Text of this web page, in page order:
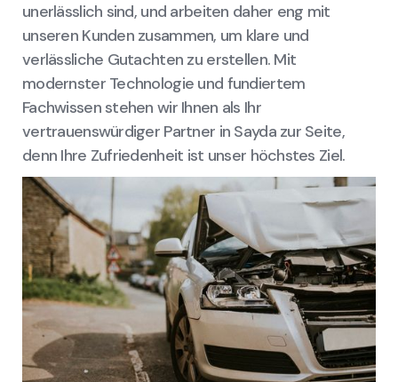
unerlässlich sind, und arbeiten daher eng mit
unseren Kunden zusammen, um klare und
verlässliche Gutachten zu erstellen. Mit
modernster Technologie und fundiertem
Fachwissen stehen wir Ihnen als Ihr
vertrauenswürdiger Partner in Sayda zur Seite,
denn Ihre Zufriedenheit ist unser höchstes Ziel.